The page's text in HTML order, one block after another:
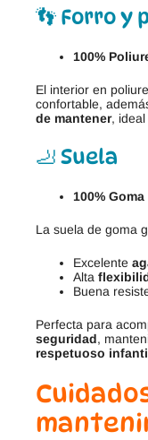
👣 Forro y
100%
El interior en
confortable,
de mantener,
🦶 Suela
100% Goma
La suela de goma
Excelente
Alta
Buena
Perfecta para
seguridad,
respetuoso